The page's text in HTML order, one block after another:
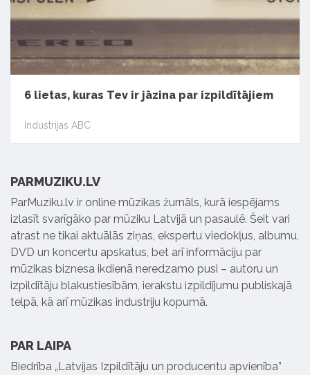
6 lietas, kuras Tev ir jāzina par izpildītājiem
Industrijas ABC
PARMUZIKU.LV
ParMuziku.lv ir online mūzikas žurnāls, kurā iespējams
izlasīt svarīgāko par mūziku Latvijā un pasaulē. Šeit vari
atrast ne tikai aktuālās ziņas, ekspertu viedokļus, albumu,
DVD un koncertu apskatus, bet arī informāciju par
mūzikas biznesa ikdienā neredzamo pusi – autoru un
izpildītāju blakustiesībām, ierakstu izpildījumu publiskajā
telpā, kā arī mūzikas industriju kopumā.
PAR LAIPA
Biedrība „Latvijas Izpildītāju un producentu apvienība”